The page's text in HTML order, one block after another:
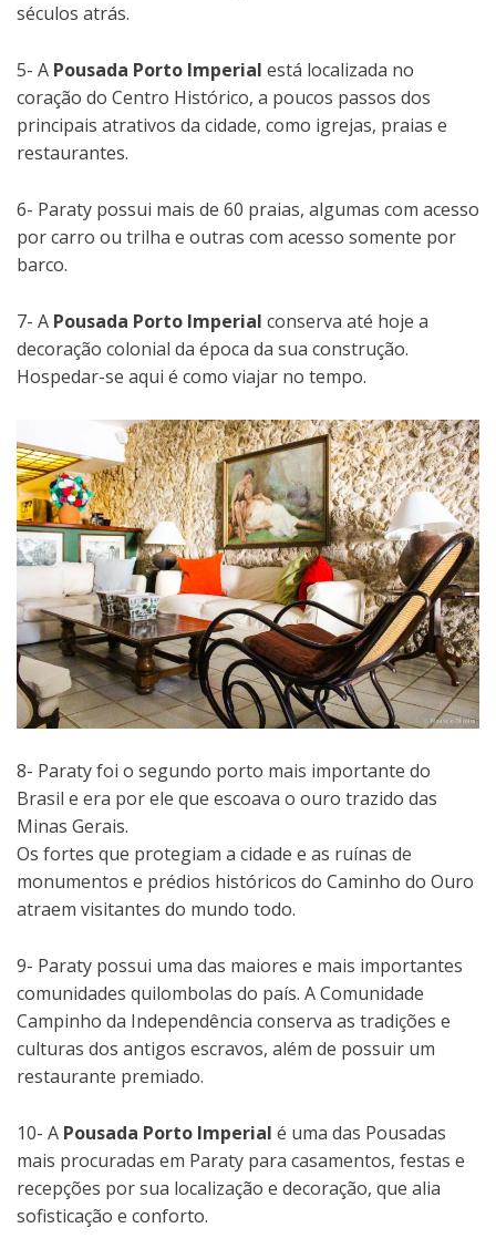
séculos atrás.
5- A Pousada Porto Imperial está localizada no
coração do Centro Histórico, a poucos passos dos
principais atrativos da cidade, como igrejas, praias e
restaurantes.
6- Paraty possui mais de 60 praias, algumas com acesso
por carro ou trilha e outras com acesso somente por
barco.
7- A Pousada Porto Imperial conserva até hoje a
decoração colonial da época da sua construção.
Hospedar-se aqui é como viajar no tempo.
8- Paraty foi o segundo porto mais importante do
Brasil e era por ele que escoava o ouro trazido das
Minas Gerais.
Os fortes que protegiam a cidade e as ruínas de
monumentos e prédios históricos do Caminho do Ouro
atraem visitantes do mundo todo.
9- Paraty possui uma das maiores e mais importantes
comunidades quilombolas do país. A Comunidade
Campinho da Independência conserva as tradições e
culturas dos antigos escravos, além de possuir um
restaurante premiado.
10- A Pousada Porto Imperial é uma das Pousadas
mais procuradas em Paraty para casamentos, festas e
recepções por sua localização e decoração, que alia
sofisticação e conforto.